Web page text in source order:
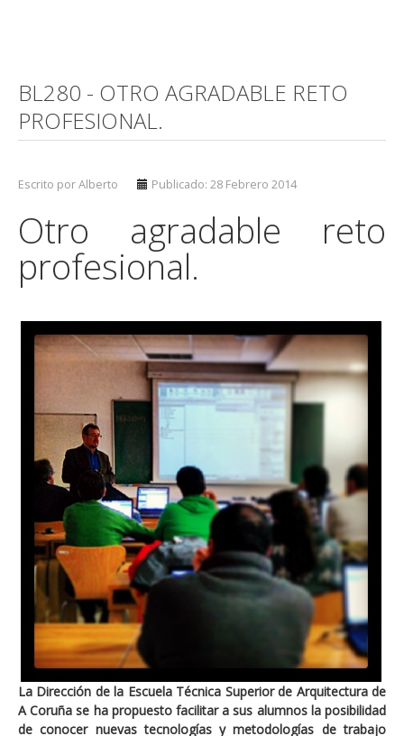
BL280 - OTRO AGRADABLE RETO
PROFESIONAL.
Escrito por Alberto Publicado: 28 Febrero 2014
Otro agradable reto
profesional.
La Dirección de la Escuela Técnica Superior de Arquitectura de
A Coruña se ha propuesto facilitar a sus alumnos la posibilidad
de conocer nuevas tecnologías y metodologías de trabajo